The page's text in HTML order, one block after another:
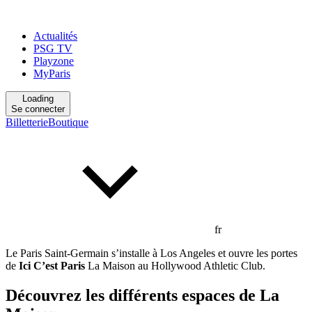
Actualités
PSG TV
Playzone
MyParis
Loading
Se connecter
BilletterieBoutique
fr
Le Paris Saint-Germain s’installe à Los Angeles et ouvre les portes
de Ici C’est Paris La Maison au Hollywood Athletic Club.
Découvrez les différents espaces de La